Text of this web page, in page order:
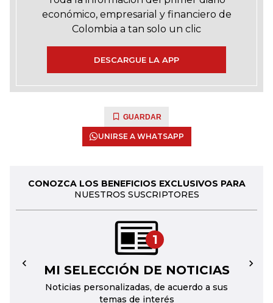
económico, empresarial y financiero de
Colombia a tan solo un clic
DESCARGUE LA APP
GUARDAR
UNIRSE A WHATSAPP
CONOZCA LOS BENEFICIOS EXCLUSIVOS PARA
NUESTROS SUSCRIPTORES
1
MI SELECCIÓN DE NOTICIAS
Noticias personalizadas, de acuerdo a sus
temas de interés
← →